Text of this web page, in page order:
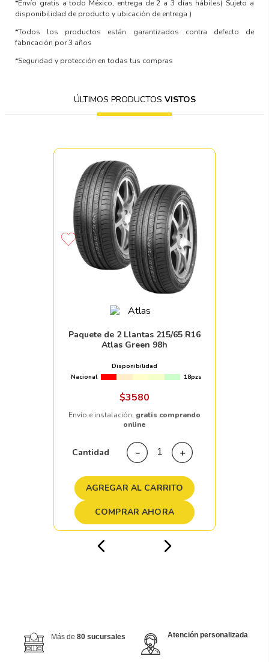
*Envío gratis a todo México, entrega de 2 a 3 días hábiles( Sujeto a
disponibilidad de producto y ubicación de entrega )
*Todos los productos están garantizados contra defecto de
fabricación por 3 años
*Seguridad y protección en todas tus compras
ÚLTIMOS PRODUCTOS VISTOS
Paquete de 2 Llantas 215/65 R16
Atlas Green 98h
Disponibilidad
Nacional
18pzs
$3580
Envío e instalación, gratis comprando
online
Cantidad ＋
－
AGREGAR AL CARRITO
COMPRAR AHORA
Más de 80 sucursales Atención personalizada